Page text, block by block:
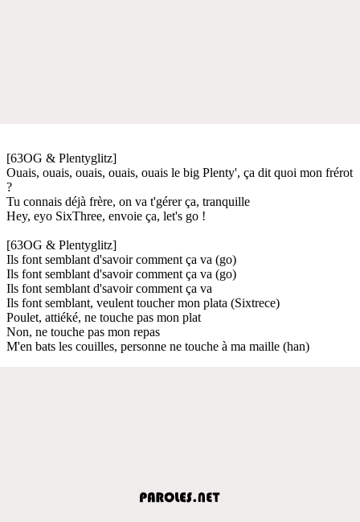
[63OG & Plentyglitz]
Ouais, ouais, ouais, ouais, ouais le big Plenty', ça dit quoi mon frérot
?
Tu connais déjà frère, on va t'gérer ça, tranquille
Hey, eyo SixThree, envoie ça, let's go !
[63OG & Plentyglitz]
Ils font semblant d'savoir comment ça va (go)
Ils font semblant d'savoir comment ça va (go)
Ils font semblant d'savoir comment ça va
Ils font semblant, veulent toucher mon plata (Sixtrece)
Poulet, attiéké, ne touche pas mon plat
Non, ne touche pas mon repas
M'en bats les couilles, personne ne touche à ma maille (han)